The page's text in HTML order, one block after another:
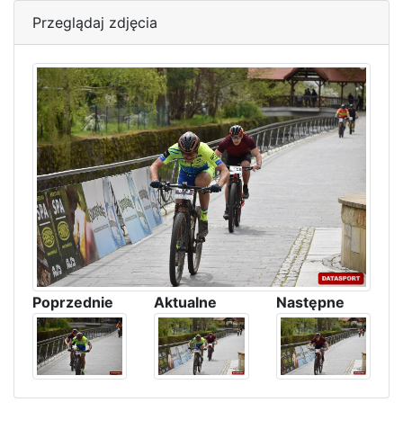
Przeglądaj zdjęcia
Poprzednie Aktualne Następne